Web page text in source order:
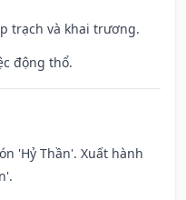
trạch và khai trương.
động thổ.
'Hỷ Thần'. Xuất hành